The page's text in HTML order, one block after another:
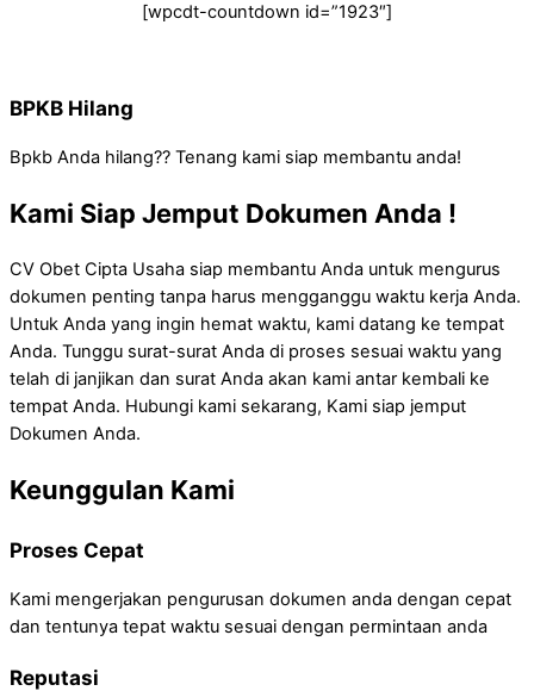
[wpcdt-countdown id=”1923″]
BPKB Hilang
Bpkb Anda hilang?? Tenang kami siap membantu anda!
Kami Siap Jemput Dokumen Anda !
CV Obet Cipta Usaha siap membantu Anda untuk mengurus
dokumen penting tanpa harus mengganggu waktu kerja Anda.
Untuk Anda yang ingin hemat waktu, kami datang ke tempat
Anda. Tunggu surat-surat Anda di proses sesuai waktu yang
telah di janjikan dan surat Anda akan kami antar kembali ke
tempat Anda. Hubungi kami sekarang, Kami siap jemput
Dokumen Anda.
Keunggulan Kami
Proses Cepat
Kami mengerjakan pengurusan dokumen anda dengan cepat
dan tentunya tepat waktu sesuai dengan permintaan anda
Reputasi